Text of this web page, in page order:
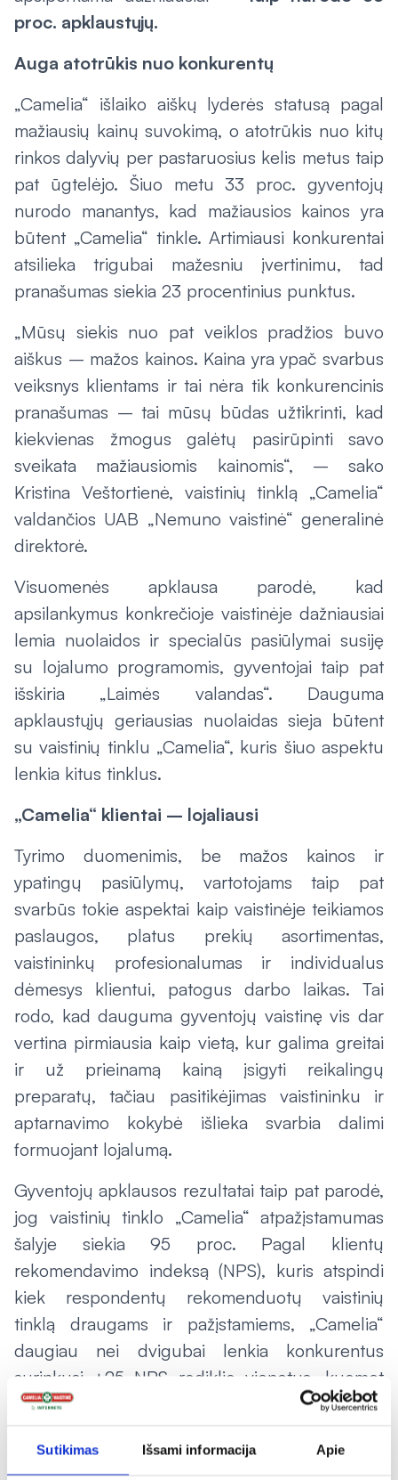
Sutikimas Išsami informacija Apie
proc. apklaustųjų.
Auga atotrūkis nuo konkurentų
„Camelia“ išlaiko aiškų lyderės statusą pagal
mažiausių kainų suvokimą, o atotrūkis nuo kitų
rinkos dalyvių per pastaruosius kelis metus taip
pat ūgtelėjo. Šiuo metu 33 proc. gyventojų
nurodo manantys, kad mažiausios kainos yra
būtent „Camelia“ tinkle. Artimiausi konkurentai
atsilieka trigubai mažesniu įvertinimu, tad
pranašumas siekia 23 procentinius punktus.
„Mūsų siekis nuo pat veiklos pradžios buvo
aiškus – mažos kainos. Kaina yra ypač svarbus
veiksnys klientams ir tai nėra tik konkurencinis
pranašumas – tai mūsų būdas užtikrinti, kad
kiekvienas žmogus galėtų pasirūpinti savo
sveikata mažiausiomis kainomis“, – sako
Kristina Veštortienė, vaistinių tinklą „Camelia“
valdančios UAB „Nemuno vaistinė“ generalinė
direktorė.
Visuomenės apklausa parodė, kad
apsilankymus konkrečioje vaistinėje dažniausiai
lemia nuolaidos ir specialūs pasiūlymai susiję
su lojalumo programomis, gyventojai taip pat
išskiria „Laimės valandas“. Dauguma
apklaustųjų geriausias nuolaidas sieja būtent
su vaistinių tinklu „Camelia“, kuris šiuo aspektu
lenkia kitus tinklus.
„Camelia“ klientai – lojaliausi
Tyrimo duomenimis, be mažos kainos ir
ypatingų pasiūlymų, vartotojams taip pat
svarbūs tokie aspektai kaip vaistinėje teikiamos
paslaugos, platus prekių asortimentas,
vaistininkų profesionalumas ir individualus
dėmesys klientui, patogus darbo laikas. Tai
rodo, kad dauguma gyventojų vaistinę vis dar
vertina pirmiausia kaip vietą, kur galima greitai
ir už prieinamą kainą įsigyti reikalingų
preparatų, tačiau pasitikėjimas vaistininku ir
aptarnavimo kokybė išlieka svarbia dalimi
formuojant lojalumą.
Gyventojų apklausos rezultatai taip pat parodė,
jog vaistinių tinklo „Camelia“ atpažįstamumas
šalyje siekia 95 proc. Pagal klientų
rekomendavimo indeksą (NPS), kuris atspindi
kiek respondentų rekomenduotų vaistinių
tinklą draugams ir pažįstamiems, „Camelia“
daugiau nei dvigubai lenkia konkurentus
surinkusi +25 NPS rodiklio vienetus, kuomet
artimiausi konkurentai – +13 ir +11 rodiklio
klientai yra lojalūs bei patenkinti įmonės